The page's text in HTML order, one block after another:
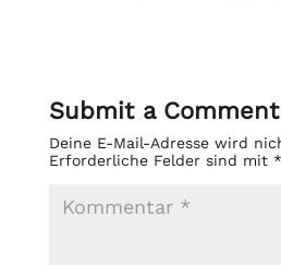
Submit a Comment
Deine E-Mail-Adresse wird
Erforderliche Felder sind mit *